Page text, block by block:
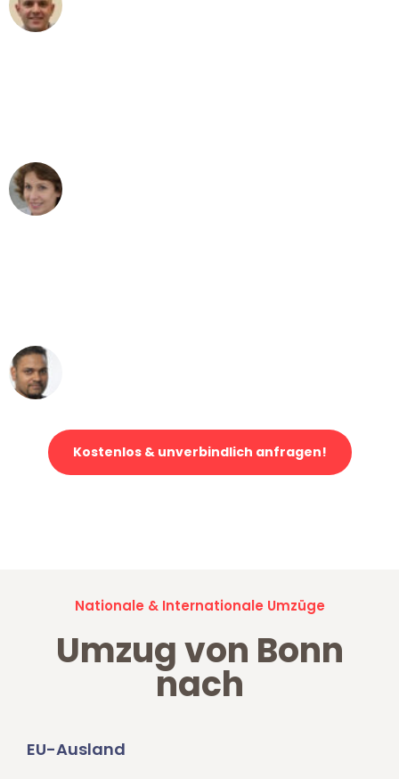
Kostenlos & unverbindlich anfragen!
Nationale & Internationale Umzüge
Umzug von Bonn
nach
EU-Ausland